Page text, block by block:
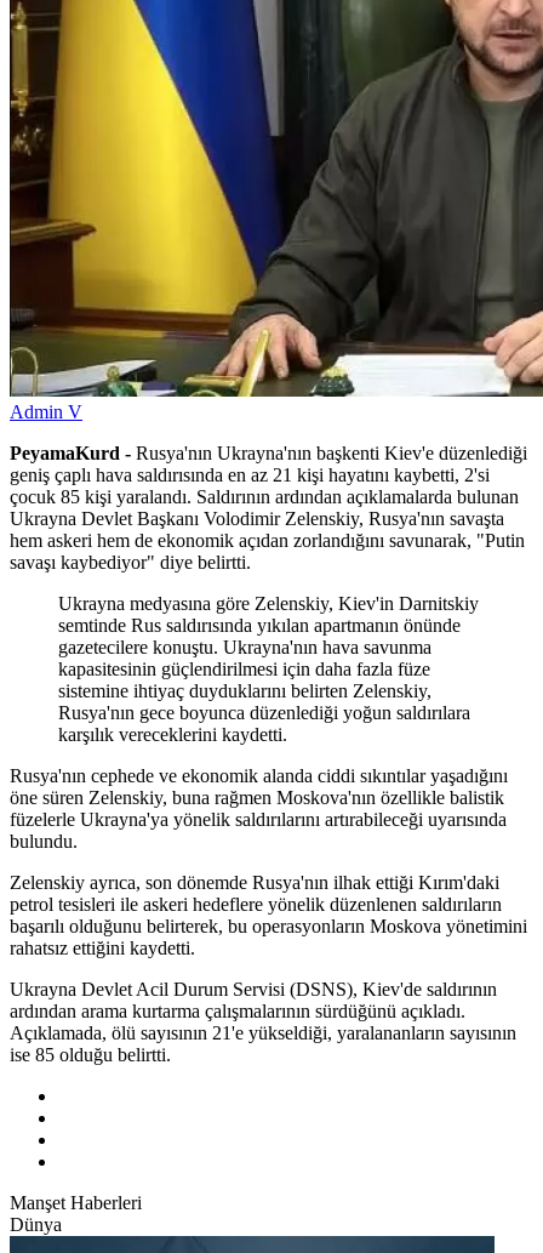
Admin V
PeyamaKurd - Rusya'nın Ukrayna'nın başkenti Kiev'e düzenlediği
geniş çaplı hava saldırısında en az 21 kişi hayatını kaybetti, 2'si
çocuk 85 kişi yaralandı. Saldırının ardından açıklamalarda bulunan
Ukrayna Devlet Başkanı Volodimir Zelenskiy, Rusya'nın savaşta
hem askeri hem de ekonomik açıdan zorlandığını savunarak, "Putin
savaşı kaybediyor" diye belirtti.
Ukrayna medyasına göre Zelenskiy, Kiev'in Darnitskiy
semtinde Rus saldırısında yıkılan apartmanın önünde
gazetecilere konuştu. Ukrayna'nın hava savunma
kapasitesinin güçlendirilmesi için daha fazla füze
sistemine ihtiyaç duyduklarını belirten Zelenskiy,
Rusya'nın gece boyunca düzenlediği yoğun saldırılara
karşılık vereceklerini kaydetti.
Rusya'nın cephede ve ekonomik alanda ciddi sıkıntılar yaşadığını
öne süren Zelenskiy, buna rağmen Moskova'nın özellikle balistik
füzelerle Ukrayna'ya yönelik saldırılarını artırabileceği uyarısında
bulundu.
Zelenskiy ayrıca, son dönemde Rusya'nın ilhak ettiği Kırım'daki
petrol tesisleri ile askeri hedeflere yönelik düzenlenen saldırıların
başarılı olduğunu belirterek, bu operasyonların Moskova yönetimini
rahatsız ettiğini kaydetti.
Ukrayna Devlet Acil Durum Servisi (DSNS), Kiev'de saldırının
ardından arama kurtarma çalışmalarının sürdüğünü açıkladı.
Açıklamada, ölü sayısının 21'e yükseldiği, yaralananların sayısının
ise 85 olduğu belirtti.
Manşet Haberleri
Dünya